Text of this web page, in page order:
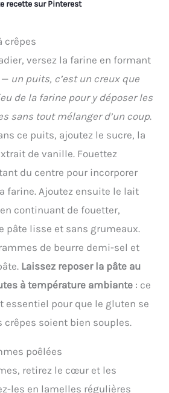
recette sur Pinterest
crêpes
versez la farine en formant
— un puits, c’est un creux que
de la farine pour y déposer les
sans tout mélanger d’un coup.
ce puits, ajoutez le sucre, la
de vanille. Fouettez
du centre pour incorporer
farine. Ajoutez ensuite le lait
continuant de fouetter,
pâte lisse et sans grumeaux.
de beurre demi-sel et
Laissez reposer la pâte au
à température ambiante : ce
essentiel pour que le gluten se
crêpes soient bien souples.
poêlées
retirez le cœur et les
les en lamelles régulières